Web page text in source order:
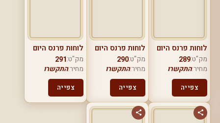
לוחות פרנס היום
מק"ט:289
מחיר:התקשרו
צפייה
לוחות פרנס היום
מק"ט:290
מחיר:התקשרו
צפייה
לוחות פרנס היום
מק"ט:291
מחיר:התקשרו
צפייה